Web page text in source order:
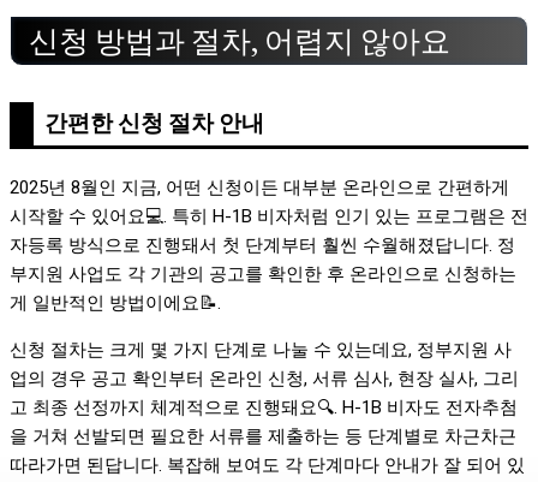
신청 방법과 절차, 어렵지 않아요
간편한 신청 절차 안내
2025년 8월인 지금, 어떤 신청이든 대부분 온라인으로 간편하게
시작할 수 있어요💻. 특히 H-1B 비자처럼 인기 있는 프로그램은 전
자등록 방식으로 진행돼서 첫 단계부터 훨씬 수월해졌답니다. 정
부지원 사업도 각 기관의 공고를 확인한 후 온라인으로 신청하는
게 일반적인 방법이에요📝.
신청 절차는 크게 몇 가지 단계로 나눌 수 있는데요, 정부지원 사
업의 경우 공고 확인부터 온라인 신청, 서류 심사, 현장 실사, 그리
고 최종 선정까지 체계적으로 진행돼요🔍. H-1B 비자도 전자추첨
을 거쳐 선발되면 필요한 서류를 제출하는 등 단계별로 차근차근
따라가면 된답니다. 복잡해 보여도 각 단계마다 안내가 잘 되어 있